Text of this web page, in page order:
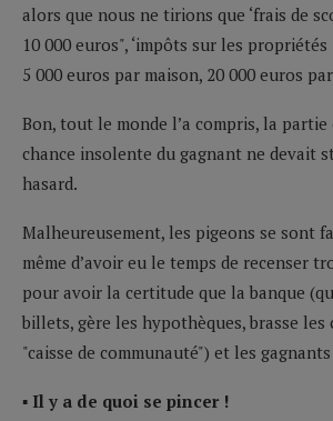
alors que nous ne tirions que ‘frais de
10 000 euros", ‘impôts sur les propriétés
5 000 euros par maison, 20 000 euros par
Bon, tout le monde l’a compris, la
chance insolente du gagnant ne devait
hasard.
Malheureusement, les pigeons se sont
même d’avoir eu le temps de recenser
pour avoir la certitude que la banque
billets, gère les hypothèques, brasse les
"caisse de communauté") et les
▪ Il y a de quoi se pincer !